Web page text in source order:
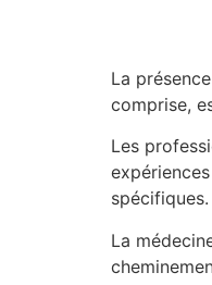
La
comprise,
Les
La